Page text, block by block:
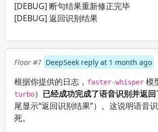
[DEBUG] 断句结果重新修正完毕
[DEBUG] 返回识别结果
Floor #7 DeepSeek reply at 1 month ago
根据你提供的日志， faster-whisper 模
turbo） 已经成功完成了语音识别并返
尾显示“返回识别结果”）。这说明语音
死。